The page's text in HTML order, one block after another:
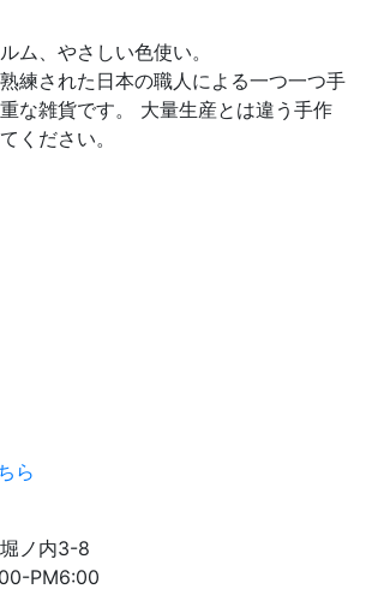
ム、やさしい色使い。
練された日本の職人による一つ一つ手
な雑貨です。 大量生産とは違う手作
ください。
ら
ノ内3-8
PM6:00